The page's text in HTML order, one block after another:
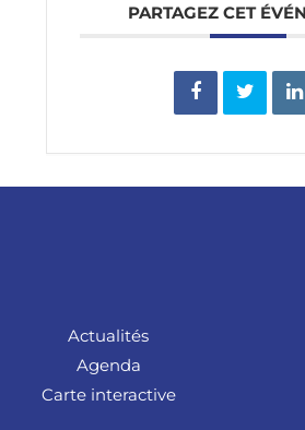
PARTAGEZ CET
Actualités
Agenda
Carte interactive